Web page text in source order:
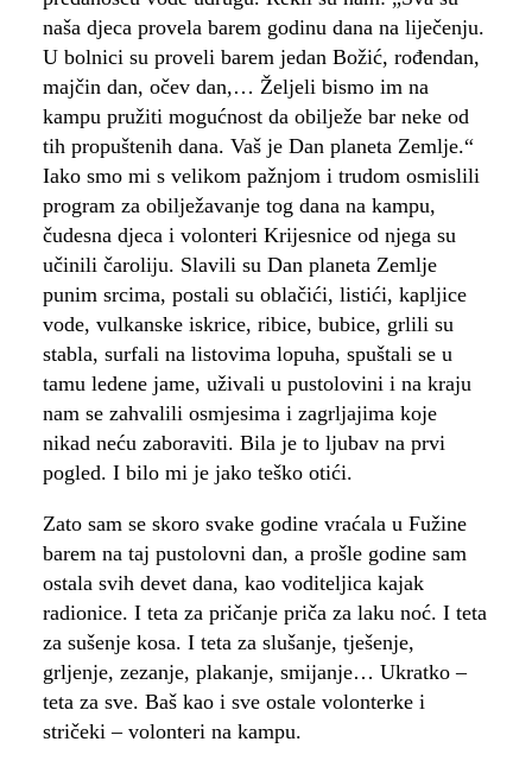
naša djeca provela barem godinu dana na liječenju.
U bolnici su proveli barem jedan Božić, rođendan,
majčin dan, očev dan,… Željeli bismo im na
kampu pružiti mogućnost da obilježe bar neke od
tih propuštenih dana. Vaš je Dan planeta Zemlje.“
Iako smo mi s velikom pažnjom i trudom osmislili
program za obilježavanje tog dana na kampu,
čudesna djeca i volonteri Krijesnice od njega su
učinili čaroliju. Slavili su Dan planeta Zemlje
punim srcima, postali su oblačići, listići, kapljice
vode, vulkanske iskrice, ribice, bubice, grlili su
stabla, surfali na listovima lopuha, spuštali se u
tamu ledene jame, uživali u pustolovini i na kraju
nam se zahvalili osmjesima i zagrljajima koje
nikad neću zaboraviti. Bila je to ljubav na prvi
pogled. I bilo mi je jako teško otići.
Zato sam se skoro svake godine vraćala u Fužine
barem na taj pustolovni dan, a prošle godine sam
ostala svih devet dana, kao voditeljica kajak
radionice. I teta za pričanje priča za laku noć. I teta
za sušenje kosa. I teta za slušanje, tješenje,
grljenje, zezanje, plakanje, smijanje… Ukratko –
teta za sve. Baš kao i sve ostale volonterke i
stričeki – volonteri na kampu.